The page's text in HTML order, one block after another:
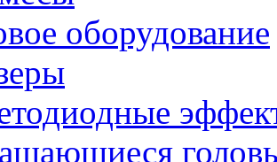
оборудование